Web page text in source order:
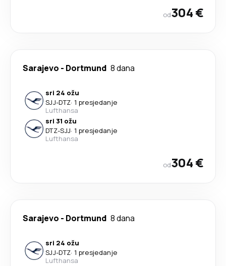
od304 €
Sarajevo - Dortmund 8 dana
sri 24 ožu
SJJ-DTZ· 1 presjedanje
Lufthansa
sri 31 ožu
DTZ-SJJ· 1 presjedanje
Lufthansa
od304 €
Sarajevo - Dortmund 8 dana
sri 24 ožu
SJJ-DTZ· 1 presjedanje
Lufthansa